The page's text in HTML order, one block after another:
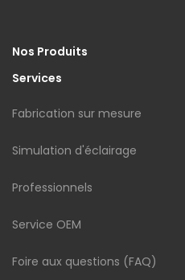
Nos Produits
Services
Fabrication sur mesure
Simulation d'éclairage
Professionnels
Service OEM
Foire aux questions (FAQ)